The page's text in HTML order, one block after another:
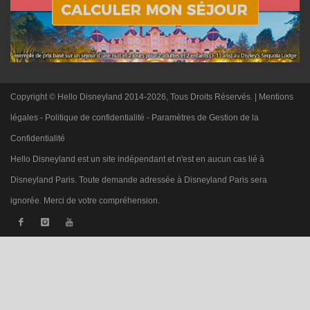
Copyright © Hello Disneyland 2014-2026, Tous Droits Réservés. | Mentions
légales - Politique de confidentialité - Paramètres de Gestion de la
Confidentialité
Hello Disneyland est un site indépendant et n'est en aucun cas lié à
Disneyland Paris. Toute demande adressée à Disneyland Paris sera
ignorée. Merci de votre compréhension.